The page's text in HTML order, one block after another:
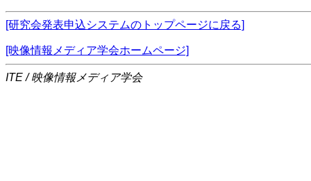
[研究会発表申込システムのトップページに戻る]
[映像情報メディア学会ホームページ]
ITE / 映像情報メディア学会